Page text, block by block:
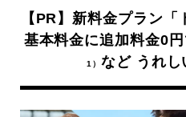
【PR】新料金プラン
基本料金に追加料金0
1） など うれし